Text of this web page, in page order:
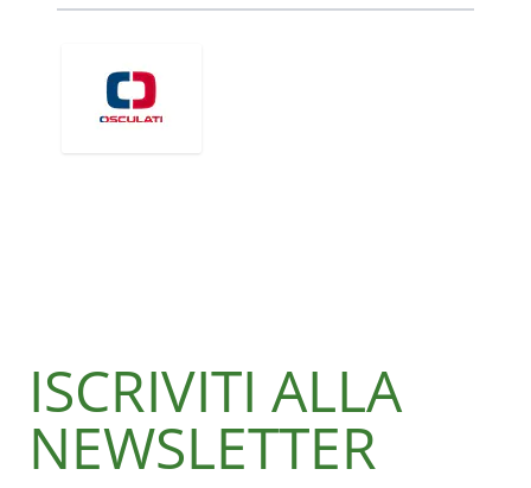
ISCRIVITI ALLA
NEWSLETTER